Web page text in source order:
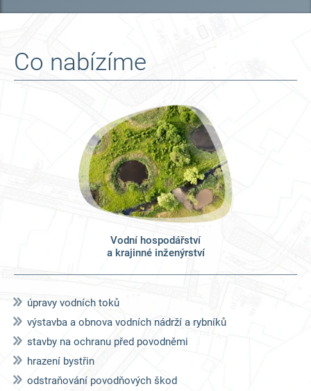
Co nabízíme
Vodní hospodářství
a krajinné inženýrství
úpravy vodních toků
výstavba a obnova vodních nádrží a rybníků
stavby na ochranu před povodněmi
hrazení bystřin
odstraňování povodňových škod